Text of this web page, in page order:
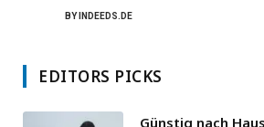
BY INDEEDS.DE
EDITORS PICKS
Günstig nach